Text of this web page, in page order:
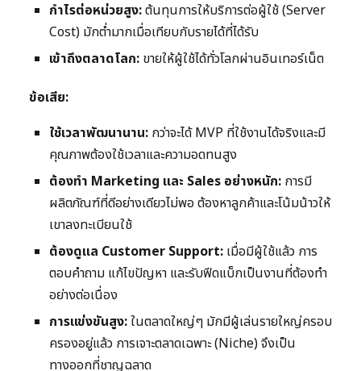
กำไรต่อหน่วยสูง:ต้นทุนการให้บริการต่อผู้ใช้ (Server
Cost) มักต่ำมากเมื่อเทียบกับรายได้ที่ได้รับ
เข้าถึงตลาดโลก: ขายให้ผู้ใช้ได้ทั่วโลกผ่านอินเทอร์เน็ต
ข้อเสีย:
ใช้เวลาพัฒนานาน: กว่าจะได้ MVP ที่ใช้งานได้จริงและมี
คุณภาพต้องใช้เวลาและความอดทนสูง
ต้องทำ Marketing และ Sales อย่างหนัก: การมี
ผลิตภัณฑ์ที่ดีอย่างเดียวไม่พอ ต้องหาลูกค้าและโน้มน้าวให้
เขาลงทะเบียนใช้
ต้องดูแล Customer Support: เมื่อมีผู้ใช้แล้ว การ
ตอบคำถาม แก้ไขปัญหา และรับฟีดแบ็กเป็นงานที่ต้องทำ
อย่างต่อเนื่อง
การแข่งขันสูง:ในตลาดใหญ่ๆ มักมีผู้เล่นรายใหญ่ครอบ
ครองอยู่แล้ว การเจาะตลาดเฉพาะ (Niche) จึงเป็น
ทางออกที่ชาญฉลาด